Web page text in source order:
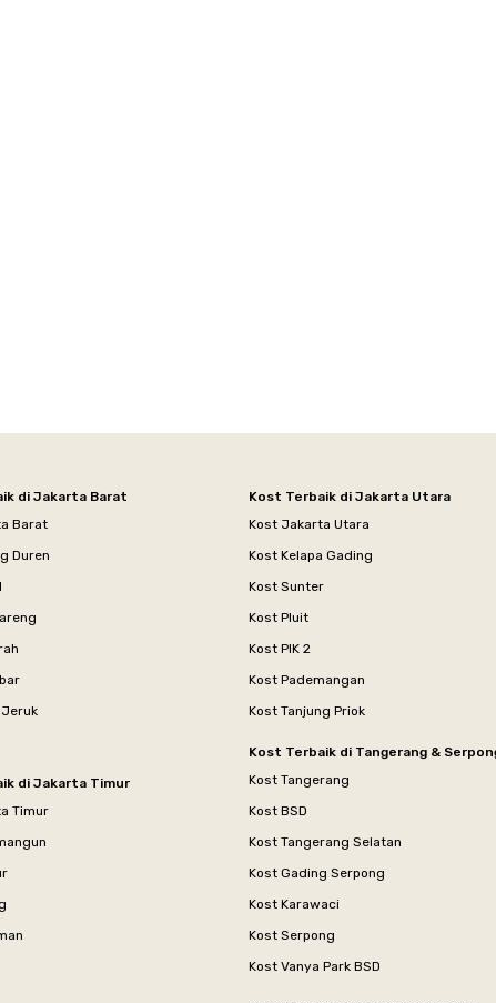
di Jakarta Barat
Barat
Duren
Jeruk
di Jakarta Timur
Timur
Kost Terbaik di Jakarta Utara
Kost Jakarta Utara
Kost Kelapa Gading
Kost Sunter
Kost Pluit
Kost PIK 2
Kost Pademangan
Kost Tanjung Priok
Kost Terbaik di Tangerang &
Kost Tangerang
Kost BSD
Kost Tangerang Selatan
Kost Gading Serpong
Kost Karawaci
Kost Serpong
Kost Vanya Park BSD